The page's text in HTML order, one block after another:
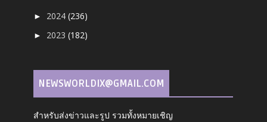
► 2024(236)
► 2023(182)
NEWSWORLDIX@GMAIL.COM
สำหรับส่งข่าวและรูป รวมทั้งหมายเชิญ